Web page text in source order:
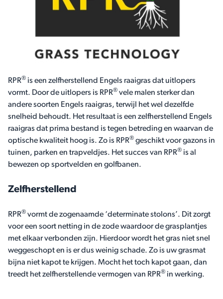
RPR® is een zelfherstellend Engels raaigras dat uitlopers
vormt. Door de uitlopers is RPR® vele malen sterker dan
andere soorten Engels raaigras, terwijl het wel dezelfde
snelheid behoudt. Het resultaat is een zelfherstellend Engels
raaigras dat prima bestand is tegen betreding en waarvan de
optische kwaliteit hoog is. Zo is RPR® geschikt voor gazons in
tuinen, parken en trapveldjes. Het succes van RPR® is al
bewezen op sportvelden en golfbanen.
Zelfherstellend
RPR® vormt de zogenaamde ‘determinate stolons’. Dit zorgt
voor een soort netting in de zode waardoor de grasplantjes
met elkaar verbonden zijn. Hierdoor wordt het gras niet snel
weggeschopt en is er dus weinig schade. Zo is uw grasmat
bijna niet kapot te krijgen. Mocht het toch kapot gaan, dan
treedt het zelfherstellende vermogen van RPR® in werking.